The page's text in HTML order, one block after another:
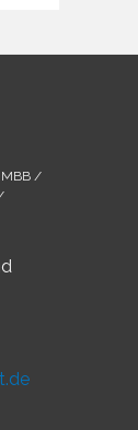
MBB /